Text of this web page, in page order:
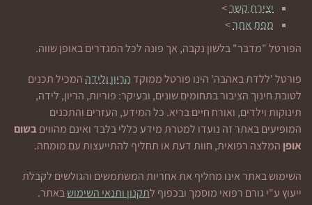
יצירת קשר>
מפת אתר>
הפורטל "מדבר" בלשון נקבה, אך פונה לכל המגדרים באופן שווה.
פורטל 'ללדת באהבה' הינו פורטל ממוקד הריון ולידההמכיל תכנים
לטובת חינוך הציבור בתחומים שונים, ובעיקר: פוריות, הריון, לידה,
תינוקות וילדים, ואורח חיים בריא. כל המידע, העזרים והתכנים
המופיעים באתר זה נועדו למטרת מידע כללי בלבד ואינם מהוויםבשום
אופן המלצה רפואית, חוות דעת או תחליף להתייעצות עם מומחה.
השימוש באתר אינו מחליף את אחריות המשתמשים והגולשים לקבלת
ייעוץ ע"י גורם רפואי מוסמך ובכפוף לתקנון ותנאי השימושבאתר.